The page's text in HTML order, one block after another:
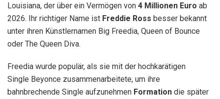
Louisiana, der über ein Vermögen von 4 Millionen Euro ab
2026. Ihr richtiger Name ist Freddie Ross besser bekannt
unter ihren Künstlernamen Big Freedia, Queen of Bounce
oder The Queen Diva.
Freedia wurde populär, als sie mit der hochkarätigen
Single Beyonce zusammenarbeitete, um ihre
bahnbrechende Single aufzunehmen Formation die später